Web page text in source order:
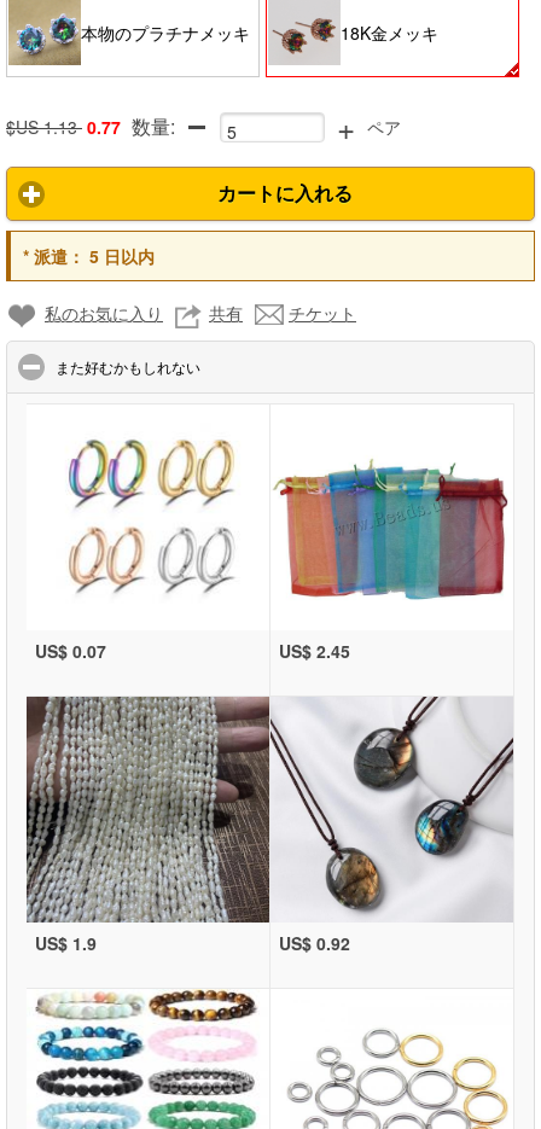
本物のプラチナメッキ 18K金メッキ
$US 1.13 0.77 数量: + ペア
カートに入れる
*派遣： 5 日以内
私のお気に入り 共有 チケット
また好むかもしれない
US$ 0.07 US$ 2.45
US$ 1.9 US$ 0.92